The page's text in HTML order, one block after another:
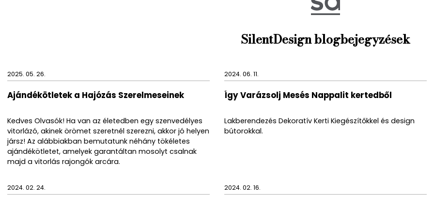
SilentDesign blogbejegyzések
2025. 05. 26.
Ajándékötletek a Hajózás Szerelmeseinek
Kedves Olvasók! Ha van az életedben egy szenvedélyes
vitorlázó, akinek örömet szeretnél szerezni, akkor jó helyen
jársz! Az alábbiakban bemutatunk néhány tökéletes
ajándékötletet, amelyek garantáltan mosolyt csalnak
majd a vitorlás rajongók arcára.
2024. 06. 11.
Így Varázsolj Mesés Nappalit kertedből
Lakberendezés Dekoratív Kerti Kiegészítőkkel és design
bútorokkal.
2024. 02. 24. 2024. 02. 16.